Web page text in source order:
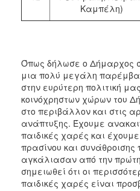
Καμπέλη)
Όπως δήλωσε ο Δήμαρχος
μια πολύ μεγάλη
στην ευρύτερη πολιτική
κοινόχρηστων χώρων του
στο περιβάλλον και στις
ανάπτυξης. Έχουμε
παιδικές χαρές και
πρασίνου και συνάθροισης
αγκάλιασαν από την πρώτη
σημειωθεί ότι οι
παιδικές χαρές είναι